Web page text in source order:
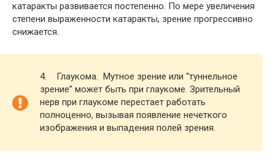
катаракты развивается постепенно. По мере увеличения
степени выраженности катаракты, зрение прогрессивно
снижается.
4. Глаукома. Мутное зрение или “туннельное
зрение” может быть при глаукоме. Зрительный
нерв при глаукоме перестает работать
полноценно, вызывая появление нечеткого
изображения и выпадения полей зрения.